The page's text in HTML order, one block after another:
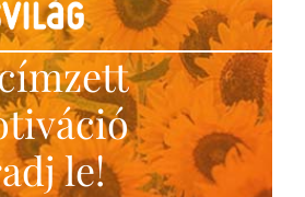
le!